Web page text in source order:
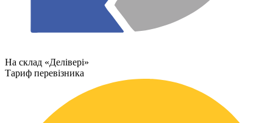
На склад «Делівері»
Тариф перевізника